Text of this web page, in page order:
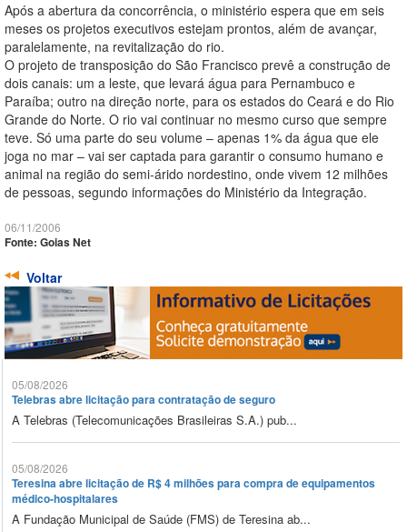
Após a abertura da concorrência, o ministério espera que em seis
meses os projetos executivos estejam prontos, além de avançar,
paralelamente, na revitalização do rio.
O projeto de transposição do São Francisco prevê a construção de
dois canais: um a leste, que levará água para Pernambuco e
Paraíba; outro na direção norte, para os estados do Ceará e do Rio
Grande do Norte. O rio vai continuar no mesmo curso que sempre
teve. Só uma parte do seu volume – apenas 1% da água que ele
joga no mar – vai ser captada para garantir o consumo humano e
animal na região do semi-árido nordestino, onde vivem 12 milhões
de pessoas, segundo informações do Ministério da Integração.
06/11/2006
Fonte: Goias Net
Voltar
05/08/2026
Telebras abre licitação para contratação de seguro
A Telebras (Telecomunicações Brasileiras S.A.) pub...
05/08/2026
Teresina abre licitação de R$ 4 milhões para compra de equipamentos
médico-hospitalares
A Fundação Municipal de Saúde (FMS) de Teresina ab...